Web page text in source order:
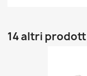
14 altri